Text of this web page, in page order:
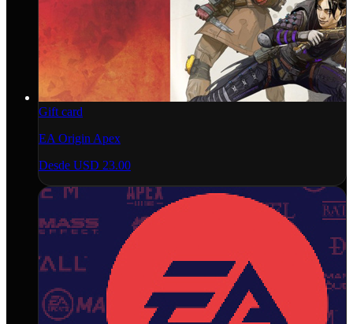
Gift card
EA Origin Apex
Desde USD 23.00